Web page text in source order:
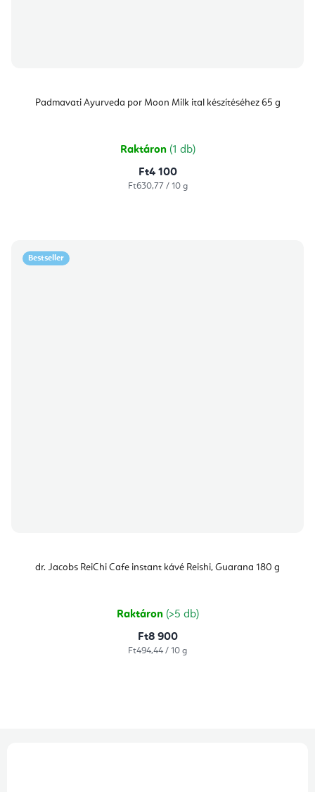
Padmavati Ayurveda por Moon Milk ital készítéséhez 65 g
Raktáron (1 db)
Ft4 100
Egységár:
Ft630,77 / 10 g
Bestseller
dr. Jacobs ReiChi Cafe instant kávé Reishi, Guarana 180 g
Raktáron (>5 db)
Ft8 900
Egységár:
Ft494,44 / 10 g